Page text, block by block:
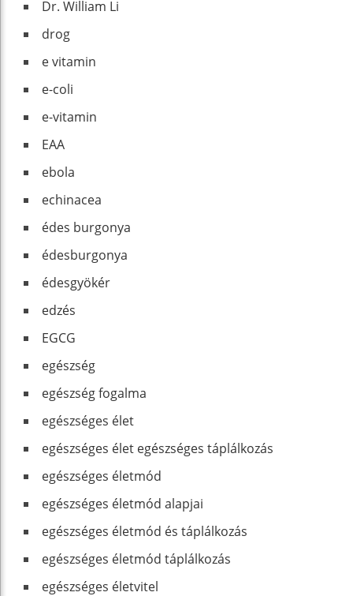
Dr. William Li
drog
e vitamin
e-coli
e-vitamin
EAA
ebola
echinacea
édes burgonya
édesburgonya
édesgyökér
edzés
EGCG
egészség
egészség fogalma
egészséges élet
egészséges élet egészséges táplálkozás
egészséges életmód
egészséges életmód alapjai
egészséges életmód és táplálkozás
egészséges életmód táplálkozás
egészséges életvitel